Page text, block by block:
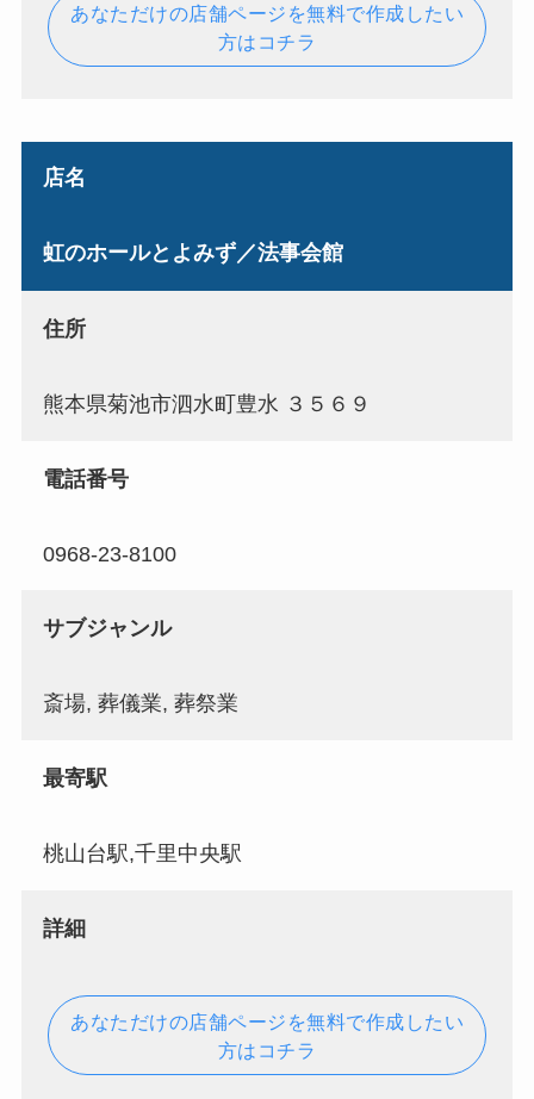
あなただけの店舗ページを無料で作成したい
方はコチラ
店名
虹のホールとよみず／法事会館
住所
熊本県菊池市泗水町豊水 ３５６９
電話番号
0968-23-8100
サブジャンル
斎場, 葬儀業, 葬祭業
最寄駅
桃山台駅,千里中央駅
詳細
あなただけの店舗ページを無料で作成したい
方はコチラ